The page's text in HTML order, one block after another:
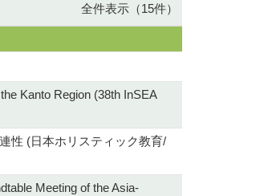
全件表示（15件）
Kanto Region (38th InSEA
性 (日本ホリスティック教育/
Meeting of the Asia-